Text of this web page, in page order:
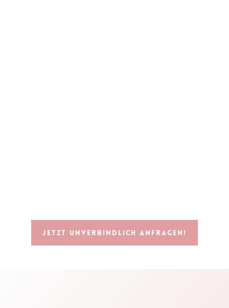
Jetzt unverbindlich anfragen!